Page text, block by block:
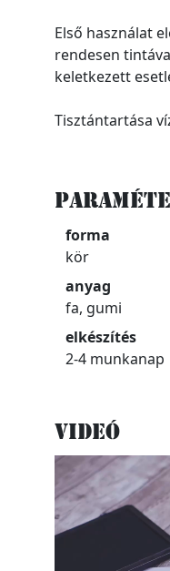
forma
kör
anyag
fa, gumi
elkészítés
2-4 munkanap
Videó
Első használat
rendesen
keletkezett
Tisztántartása